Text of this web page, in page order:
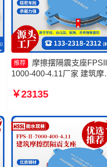
推荐
摩擦摆隔震支座
1000-400-4.11厂家 建筑摩
隔震支座FPSII-7000-400-
座源头工厂
￥23135